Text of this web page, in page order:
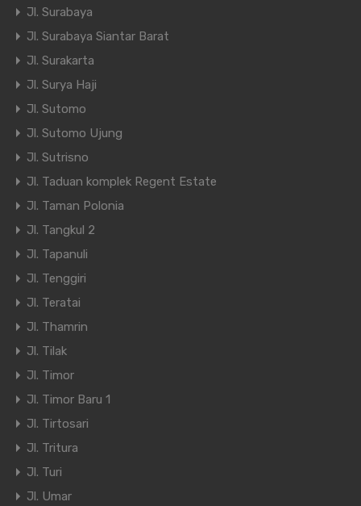
Jl. Surabaya
Jl. Surabaya Siantar Barat
Jl. Surakarta
Jl. Surya Haji
Jl. Sutomo
Jl. Sutomo Ujung
Jl. Sutrisno
Jl. Taduan komplek Regent Estate
Jl. Taman Polonia
Jl. Tangkul 2
Jl. Tapanuli
Jl. Tenggiri
Jl. Teratai
Jl. Thamrin
Jl. Tilak
Jl. Timor
Jl. Timor Baru 1
Jl. Tirtosari
Jl. Tritura
Jl. Turi
Jl. Umar